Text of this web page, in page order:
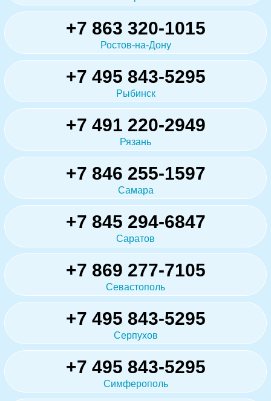
+7 863 320-1015
Ростов-на-Дону
+7 495 843-5295
Рыбинск
+7 491 220-2949
Рязань
+7 846 255-1597
Самара
+7 845 294-6847
Саратов
+7 869 277-7105
Севастополь
+7 495 843-5295
Серпухов
+7 495 843-5295
Симферополь